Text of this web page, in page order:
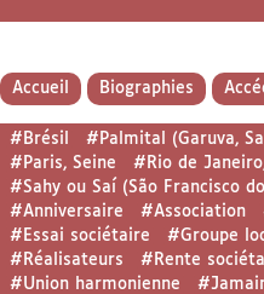
Accueil Biographies
#Brésil
#Palmital (Garuva,
#Paris, Seine
#Rio de
#Sahy ou Saí (São Francisco
#Anniversaire
#Association
#Essai sociétaire
#Groupe
#Réalisateurs
#Rente
#Union harmonienne